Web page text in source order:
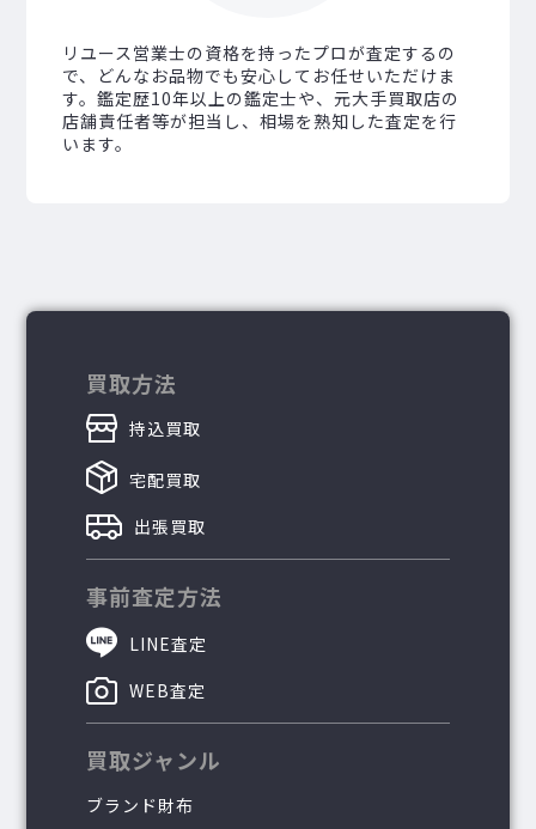
買取方法
持込買取
宅配買取
出張買取
事前査定方法
LINE査定
WEB査定
買取ジャンル
ブランド財布
リユース営業士の資格を持ったプロが査定するの
で、どんなお品物でも安心してお任せいただけま
す。鑑定歴10年以上の鑑定士や、元大手買取店の
店舗責任者等が担当し、相場を熟知した査定を行
います。